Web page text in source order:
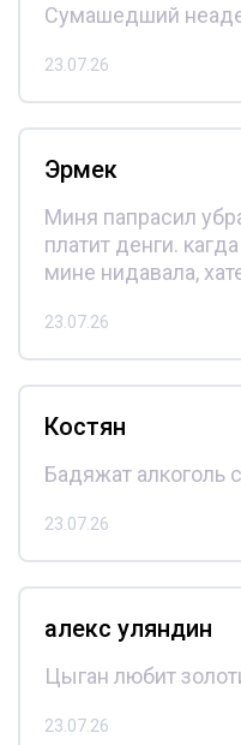
Сумашедший
23.07.26
Эрмек
Миня папрасил
платит денги.
мине нидавала,
23.07.26
Костян
Бадяжат
23.07.26
алекс уляндин
Цыган любит
23.07.26